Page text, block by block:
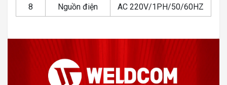
8 Nguồn điện AC 220V/1PH/50/60HZ